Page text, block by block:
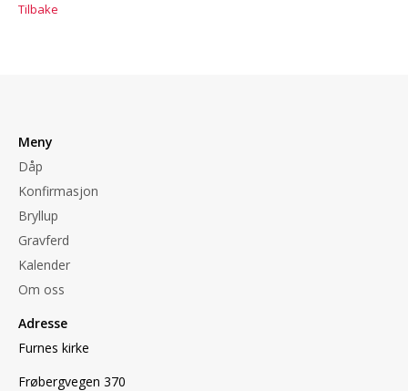
Tilbake
Meny
Dåp
Konfirmasjon
Bryllup
Gravferd
Kalender
Om oss
Adresse
Furnes kirke
Frøbergvegen 370